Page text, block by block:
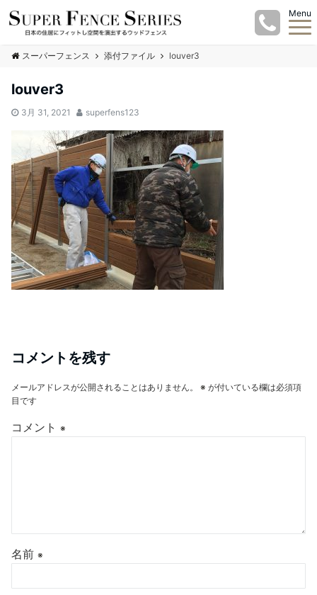
Menu
スーパーフェンス 添付ファイル louver3
louver3
3月 31, 2021 superfens123
コメントを残す
メールアドレスが公開されることはありません。 ※ が付いている欄は必須項
目です
コメント ※
名前 ※